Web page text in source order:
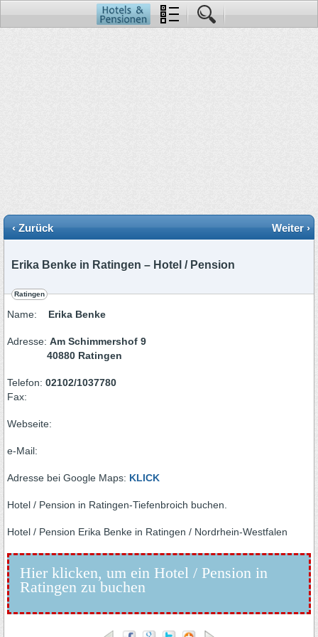
‹ Zurück Weiter ›
Erika Benke in Ratingen – Hotel / Pension
Ratingen
Name: Erika Benke
Adresse: Am Schimmershof 9
40880 Ratingen
Telefon: 02102/1037780
Fax:
Webseite:
e-Mail:
Adresse bei Google Maps: KLICK
Hotel / Pension in Ratingen-Tiefenbroich buchen.
Hotel / Pension Erika Benke in Ratingen / Nordrhein-Westfalen
Hier klicken, um ein Hotel / Pension in
Ratingen zu buchen